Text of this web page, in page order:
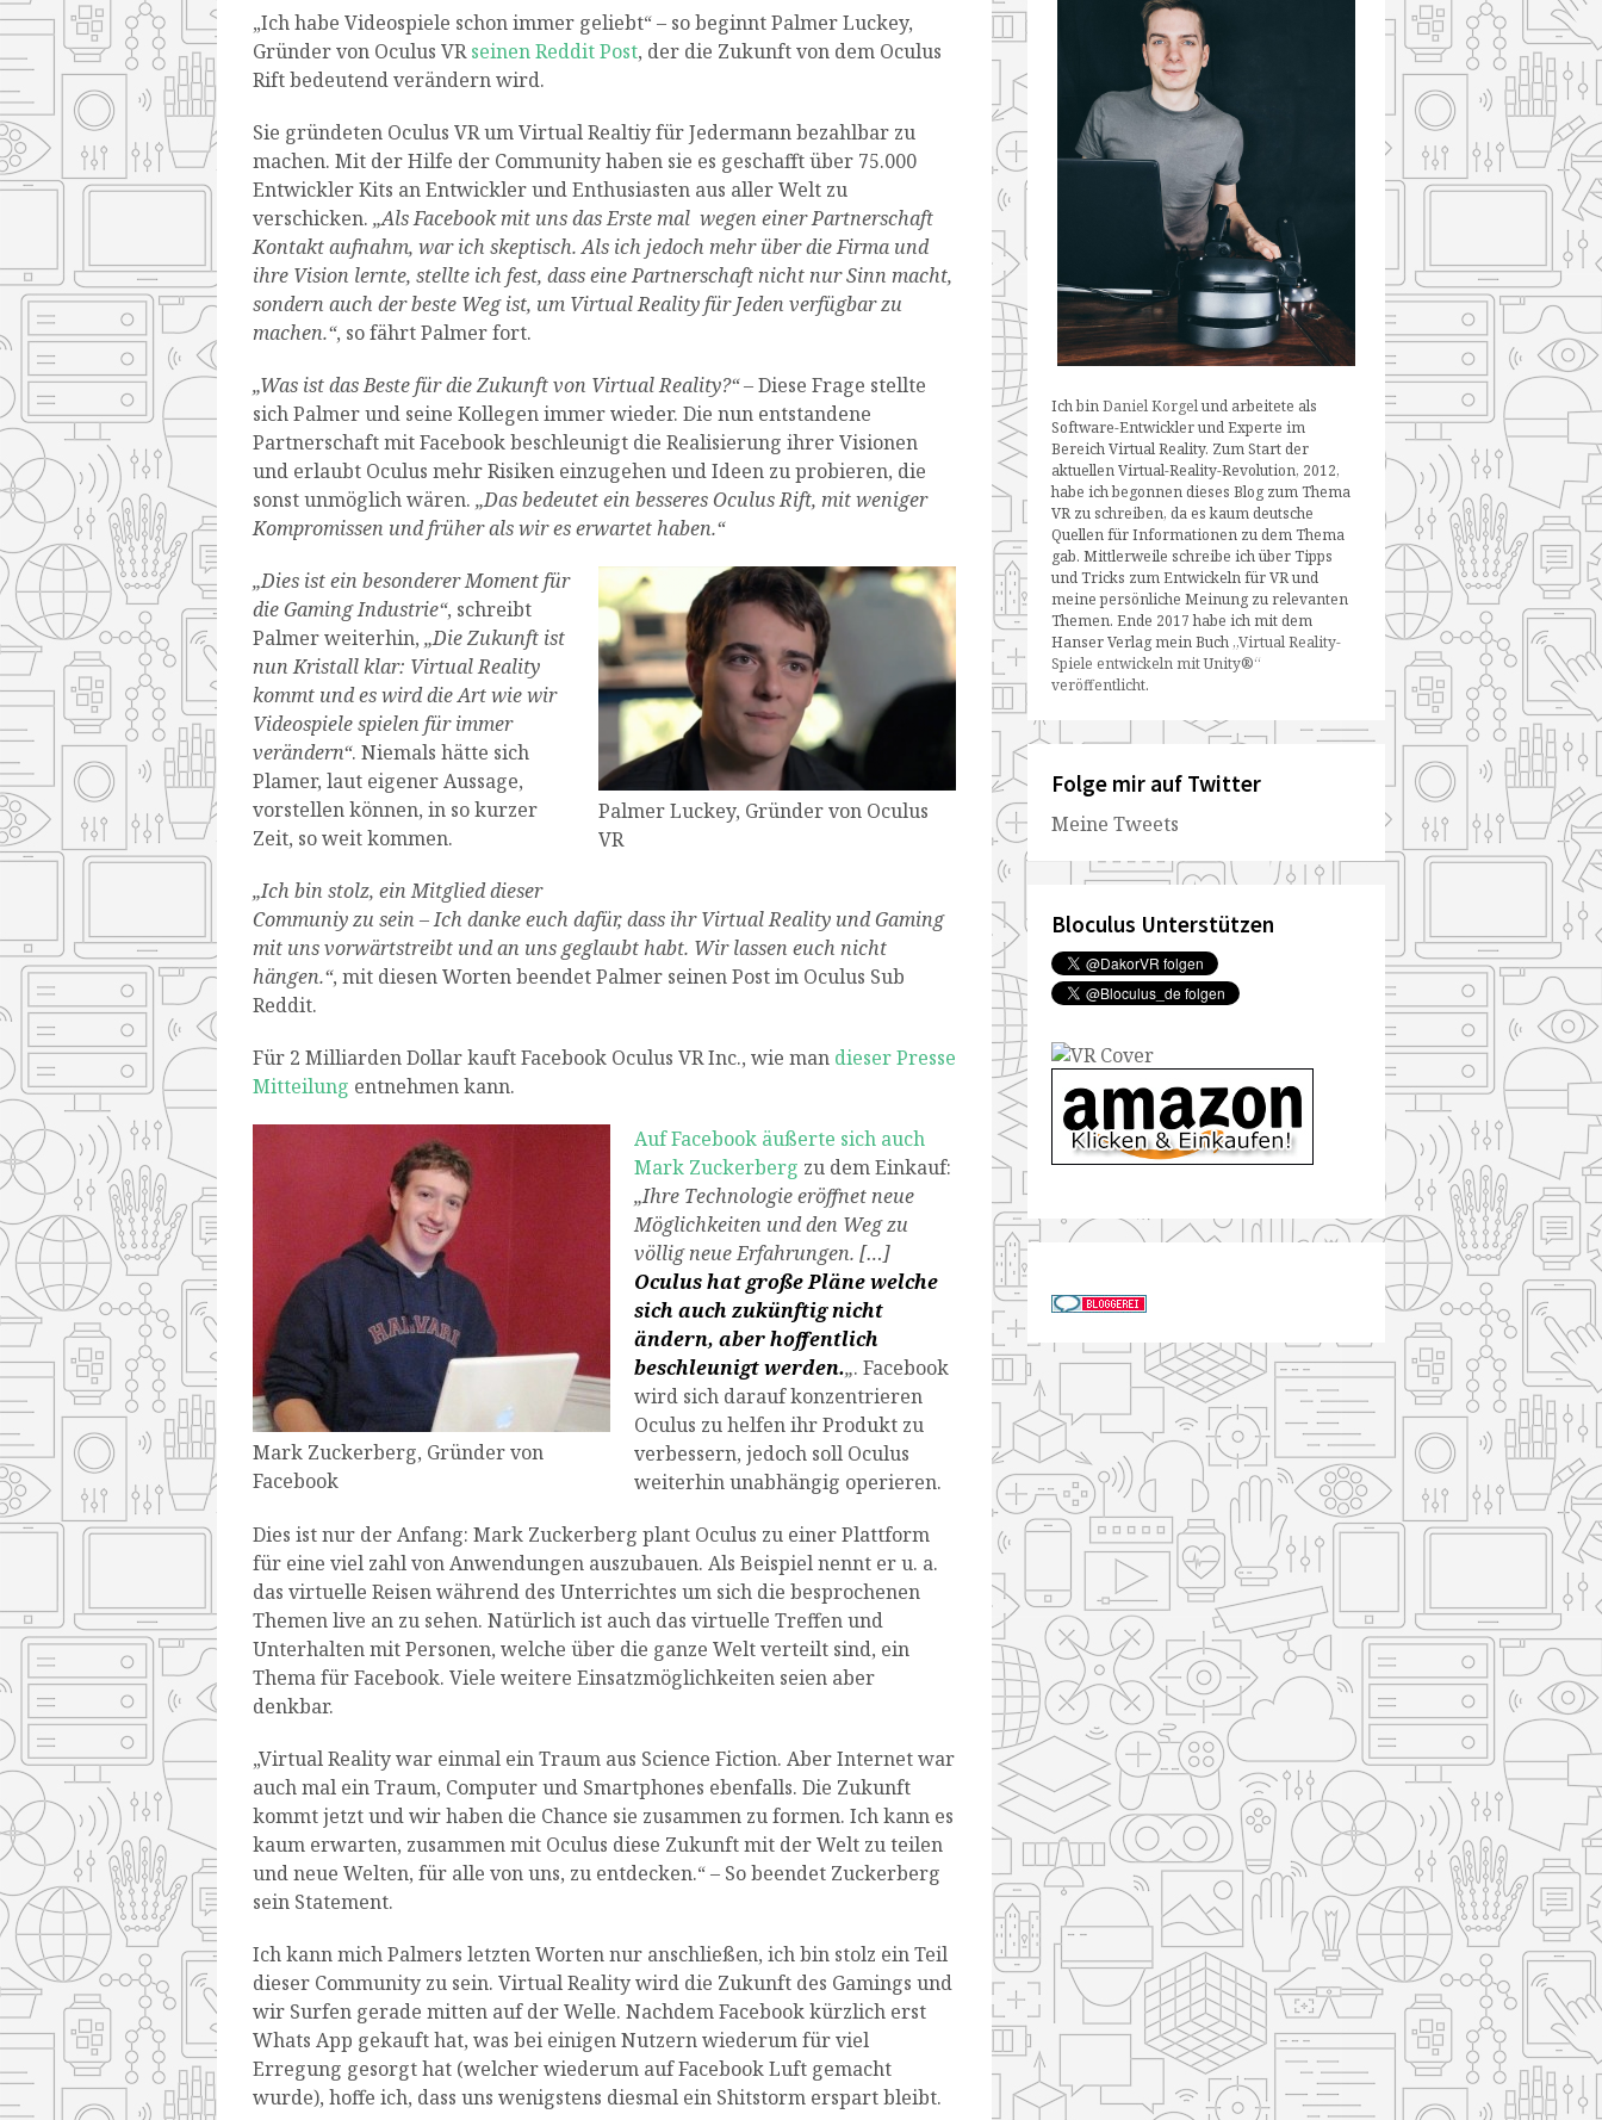
„Ich habe Videospiele schon immer geliebt“ – so beginnt Palmer Luckey,
Gründer von Oculus VRseinen Reddit Post, der die Zukunft von dem Oculus
Rift bedeutend verändern wird.
Sie gründeten Oculus VR um Virtual Realtiy für Jedermann bezahlbar zu
machen. Mit der Hilfe der Community haben sie es geschafft über 75.000
Entwickler Kits an Entwickler und Enthusiasten aus aller Welt zu
verschicken. „Als Facebookmit unsdas Erste mal wegen einer Partnerschaft
Kontakt aufnahm, war ich skeptisch. Als ich jedoch mehr über die Firma und
ihre Vision lernte, stellte ich fest, dass eine Partnerschaft nicht nur Sinn macht,
sondern auch der beste Weg ist, um Virtual Reality für Jeden verfügbar zu
machen.“, so fährt Palmer fort.
„Was ist das Beste für die Zukunft von Virtual Reality?“– Diese Frage stellte
sich Palmer und seine Kollegen immer wieder. Die nun entstandene
Partnerschaft mit Facebook beschleunigt die Realisierung ihrer Visionen
und erlaubt Oculus mehr Risiken einzugehen und Ideen zu probieren, die
sonst unmöglich wären. „Das bedeutet ein besseres Oculus Rift, mit weniger
Kompromissen und früher als wir es erwartet haben.“
Palmer Luckey, Gründer von Oculus
VR
„Dies ist ein besonderer Moment für
die Gaming Industrie“, schreibt
Palmer weiterhin, „Die Zukunft ist
nun Kristall klar: Virtual Reality
kommt und es wird die Art wie wir
Videospiele spielen für immer
verändern“. Niemals hätte sich
Plamer, laut eigener Aussage,
vorstellen können, in so kurzer
Zeit, so weit kommen.
„Ich bin stolz, ein Mitglied dieser
Communiy zu sein – Ich danke euch dafür, dass ihr Virtual Reality und Gaming
mit uns vorwärtstreibt und an uns geglaubt habt. Wir lassen euch nicht
hängen.“, mit diesen Worten beendet Palmer seinen Post im Oculus Sub
Reddit.
Für 2 Milliarden Dollar kauft Facebook Oculus VR Inc., wie man dieser Presse
Mitteilung entnehmen kann.
Mark Zuckerberg, Gründer von
Facebook
Auf Facebook äußerte sich auch
Mark Zuckerberg zu dem Einkauf:
„Ihre Technologie eröffnet neue
Möglichkeiten und den Weg zu
völlig neue Erfahrungen. […]
Oculus hat große Pläne welche
sich auch zukünftig nicht
ändern, aber hoffentlich
beschleunigt werden.„. Facebook
wird sich darauf konzentrieren
Oculus zu helfen ihr Produkt zu
verbessern, jedoch soll Oculus
weiterhin unabhängig operieren.
Dies ist nur der Anfang: Mark Zuckerberg plant Oculus zu einer Plattform
für eine viel zahl von Anwendungen auszubauen. Als Beispiel nennt er u. a.
das virtuelle Reisen während des Unterrichtes um sich die besprochenen
Themen live an zu sehen. Natürlich ist auch das virtuelle Treffen und
Unterhalten mit Personen, welche über die ganze Welt verteilt sind, ein
Thema für Facebook. Viele weitere Einsatzmöglichkeiten seien aber
denkbar.
„Virtual Reality war einmal ein Traum aus Science Fiction. Aber Internet war
auch mal ein Traum, Computer und Smartphones ebenfalls. Die Zukunft
kommt jetzt und wir haben die Chance sie zusammen zu formen. Ich kann es
kaum erwarten, zusammen mit Oculus diese Zukunft mit der Welt zu teilen
und neue Welten, für alle von uns, zu entdecken.“ – So beendet Zuckerberg
sein Statement.
Ich kann mich Palmers letzten Worten nur anschließen, ich bin stolz ein Teil
dieser Community zu sein. Virtual Reality wird die Zukunft des Gamings und
wir Surfen gerade mitten auf der Welle. Nachdem Facebook kürzlich erst
Whats App gekauft hat, was bei einigen Nutzern wiederum für viel
Erregung gesorgt hat (welcher wiederum auf Facebook Luft gemacht
wurde), hoffe ich, dass uns wenigstens diesmal ein Shitstorm erspart bleibt.
Ich binDaniel Korgelund arbeitete als
Software-Entwickler und Experte im
Bereich Virtual Reality. Zum Start der
aktuellen Virtual-Reality-Revolution, 2012,
habe ich begonnen dieses Blog zum Thema
VR zu schreiben, da es kaum deutsche
Quellen für Informationen zu dem Thema
gab. Mittlerweile schreibe ich über Tipps
und Tricks zum Entwickeln für VR und
meine persönliche Meinung zu relevanten
Themen. Ende 2017 habe ich mit dem
Hanser Verlag mein Buch „Virtual Reality-
Spiele entwickeln mit Unity®“
veröffentlicht.
Folge mir auf Twitter
Meine Tweets
Bloculus Unterstützen